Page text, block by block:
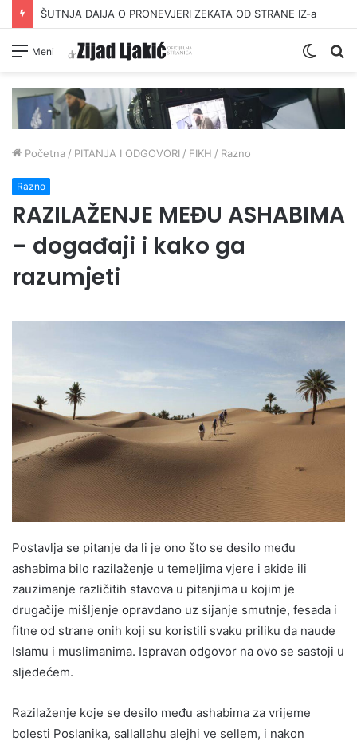
ŠUTNJA DAIJA O PRONEVJERI ZEKATA OD STRANE IZ-a
Meni
Switch
Početna / PITANJA I ODGOVORI / FIKH / Razno
Razno
RAZILAŽENJE MEĐU ASHABIMA
– događaji i kako ga
razumjeti
Postavlja se pitanje da li je ono što se desilo među
ashabima bilo razilaženje u temeljima vjere i akide ili
zauzimanje različitih stavova u pitanjima u kojim je
drugačije mišljenje opravdano uz sijanje smutnje, fesada i
fitne od strane onih koji su koristili svaku priliku da naude
Islamu i muslimanima. Ispravan odgovor na ovo se sastoji u
sljedećem.
Razilaženje koje se desilo među ashabima za vrijeme
bolesti Poslanika, sallallahu alejhi ve sellem, i nakon